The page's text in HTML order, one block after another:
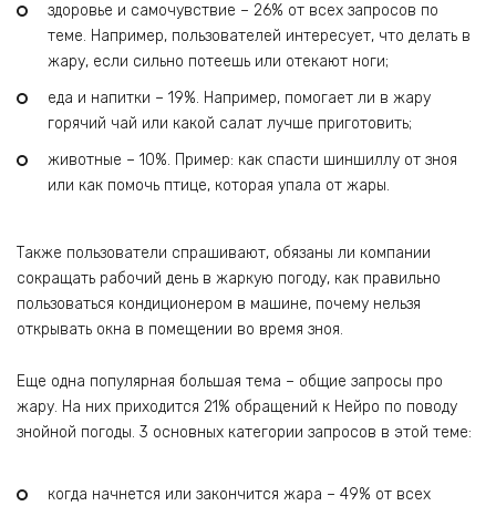
здоровье и самочувствие – 26% от всех запросов по
теме. Например, пользователей интересует, что делать в
жару, если сильно потеешь или отекают ноги;
еда и напитки – 19%. Например, помогает ли в жару
горячий чай или какой салат лучше приготовить;
животные – 10%. Пример: как спасти шиншиллу от зноя
или как помочь птице, которая упала от жары.
Также пользователи спрашивают, обязаны ли компании
сокращать рабочий день в жаркую погоду, как правильно
пользоваться кондиционером в машине, почему нельзя
открывать окна в помещении во время зноя.
Еще одна популярная большая тема – общие запросы про
жару. На них приходится 21% обращений к Нейро по поводу
знойной погоды. 3 основных категории запросов в этой теме:
когда начнется или закончится жара – 49% от всех